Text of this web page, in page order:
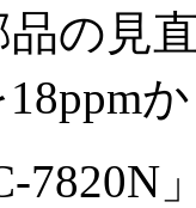
の見